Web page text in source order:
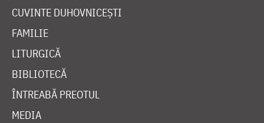
CUVINTE DUHOVNICEȘTI
FAMILIE
LITURGICĂ
BIBLIOTECĂ
ÎNTREABĂ PREOTUL
MEDIA